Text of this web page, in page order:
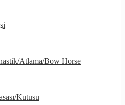
Atlama/Bow Horse
Kutusu